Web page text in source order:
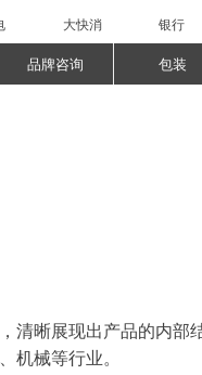
品牌咨询 包装
大快消 银行
清晰展现出产品的内
机械等行业。